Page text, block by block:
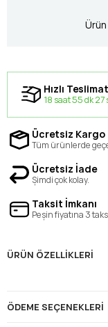
Ürün
Hızlı Teslimat
18 saat 55 dk
Ücretsiz Kargo
Tüm ürünlerde
Ücretsiz İade
Şimdi çok kolay.
Taksit İmkanı
Peşin fiyatına 3
ÜRÜN ÖZELLIKLERI
ÖDEME SEÇENEKLERI